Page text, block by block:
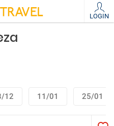
LOGIN
12 11/01 25/01